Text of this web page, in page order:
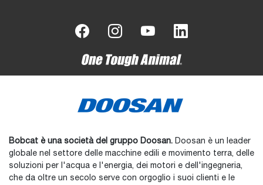
Bobcat è una società del gruppo Doosan. Doosan è un leader
globale nel settore delle macchine edili e movimento terra, delle
soluzioni per l'acqua e l'energia, dei motori e dell'ingegneria,
che da oltre un secolo serve con orgoglio i suoi clienti e le